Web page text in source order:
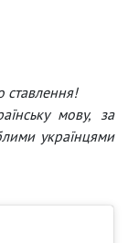
ставлення!
мову, за
українцями